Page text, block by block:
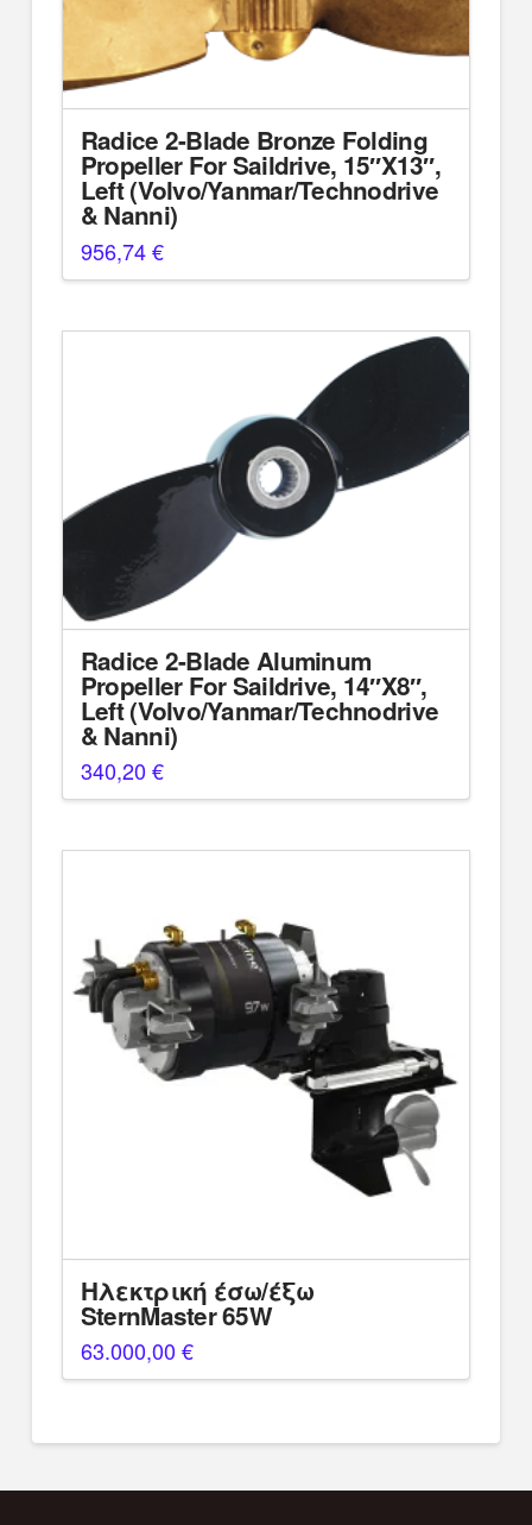
Radice 2-Blade Bronze Folding
Propeller For Saildrive, 15″X13″,
Left (Volvo/Yanmar/Technodrive
& Nanni)
956,74€
Radice 2-Blade Aluminum
Propeller For Saildrive, 14″X8″,
Left (Volvo/Yanmar/Technodrive
& Nanni)
340,20€
Ηλεκτρική έσω/έξω
SternMaster 65W
63.000,00€